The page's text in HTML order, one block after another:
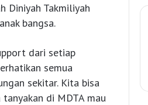
Diniyah Takmiliyah
bangsa.
dari setiap
semua
sekitar. Kita bisa
di MDTA mau